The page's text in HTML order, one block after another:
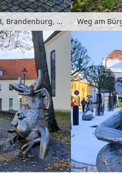
Sagenbrunnen in Lübbenau, Spreewald, Brandenburg, Deutschland